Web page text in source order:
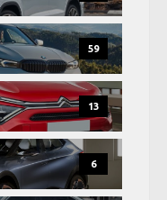
59
13
6